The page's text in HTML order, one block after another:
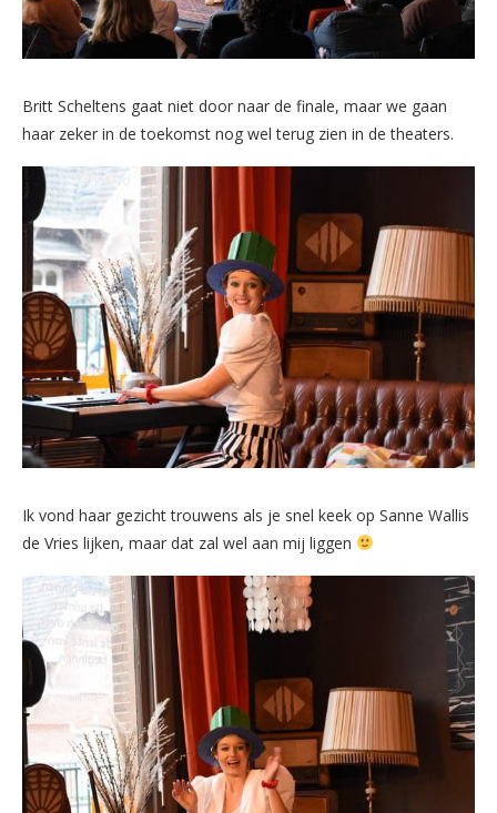
Britt Scheltens gaat niet door naar de finale, maar we gaan
haar zeker in de toekomst nog wel terug zien in de theaters.
Ik vond haar gezicht trouwens als je snel keek op Sanne Wallis
de Vries lijken, maar dat zal wel aan mij liggen